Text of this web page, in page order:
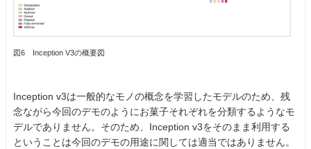
図6 Inception V3の概要図
Inception v3は一般的なモノの概念を学習したモデルのため、残
念ながら今回のデモのようにお菓子それぞれを分類するようなモ
デルでありません。そのため、Inception v3をそのまま利用する
ということは今回のデモの用途に関しては適当ではありません。